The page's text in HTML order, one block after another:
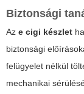
Biztonsági
Az e cigi készlet
biztonsági
felügyelet nélkül
mechanikai